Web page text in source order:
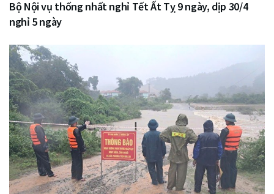
Bộ Nội vụ thống nhất nghỉ Tết Ất Tỵ 9 ngày, dịp 30/4
nghỉ 5 ngày